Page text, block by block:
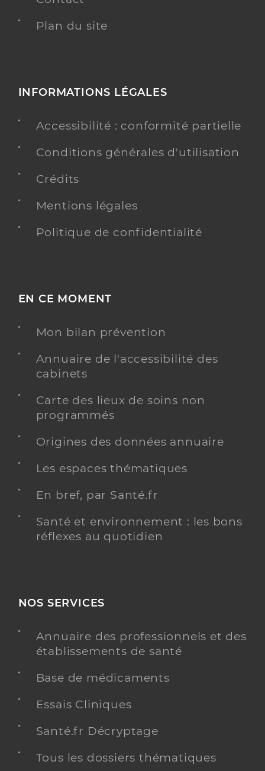
Plan du site
INFORMATIONS LÉGALES
Accessibilité : conformité partielle
Conditions générales d'utilisation
Crédits
Mentions légales
Politique de confidentialité
EN CE MOMENT
Mon bilan prévention
Annuaire de l'accessibilité des
cabinets
Carte des lieux de soins non
programmés
Origines des données annuaire
Les espaces thématiques
En bref, par Santé.fr
Santé et environnement : les bons
réflexes au quotidien
NOS SERVICES
Annuaire des professionnels et des
établissements de santé
Base de médicaments
Essais Cliniques
Santé.fr Décryptage
Tous les dossiers thématiques